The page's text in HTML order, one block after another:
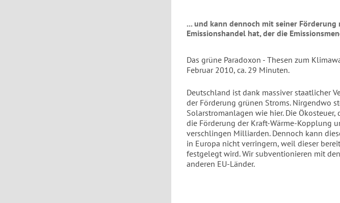
... und kann dennoch mit seiner
Emissionshandel hat, der die
Das grüne Paradoxon - Thesen zum
Februar 2010, ca. 29 Minuten.
Deutschland ist dank massiver staatlicher
der Förderung grünen Stroms. Nirgendwo
Solarstromanlagen wie hier. Die
die Förderung der Kraft-Wärme-Kopplung
verschlingen Milliarden. Dennoch kann
in Europa nicht verringern, weil dieser
festgelegt wird. Wir subventionieren mit
anderen EU-Länder.